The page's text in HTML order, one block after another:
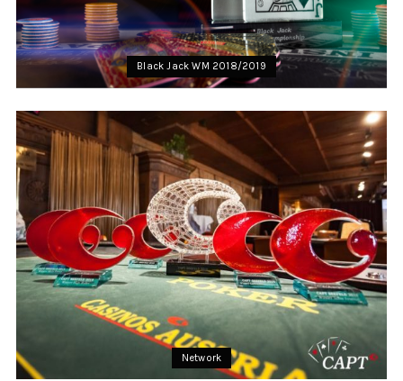
Black Jack WM 2018/2019
Network